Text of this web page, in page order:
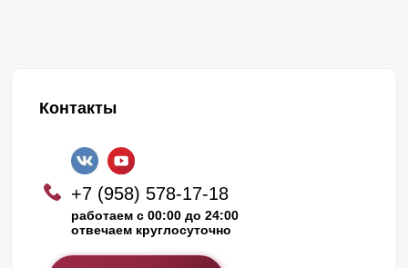
Контакты
+7 (958) 578-17-18
работаем с 00:00 до 24:00
отвечаем круглосуточно